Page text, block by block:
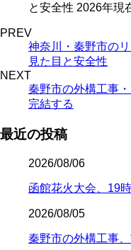
と安全性 2026年現
PREV
神奈川・秦野市の
見た目と安全性
NEXT
秦野市の外構工事
完結する
最近の投稿
2026/08/06
函館花火大会、19
2026/08/05
秦野市の外構工事